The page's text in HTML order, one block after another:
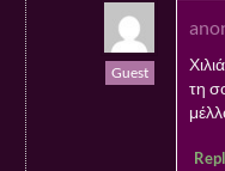
Guest
τη